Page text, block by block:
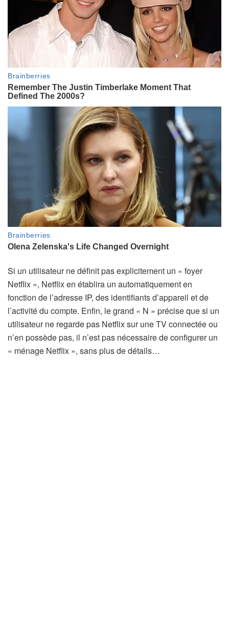
Si un utilisateur ne définit pas explicitement un « foyer
Netflix », Netflix en établira un automatiquement en
fonction de l’adresse IP, des identifiants d’appareil et de
l’activité du compte. Enfin, le grand « N » précise que si un
utilisateur ne regarde pas Netflix sur une TV connectée ou
n’en possède pas, il n’est pas nécessaire de configurer un
« ménage Netflix », sans plus de détails…